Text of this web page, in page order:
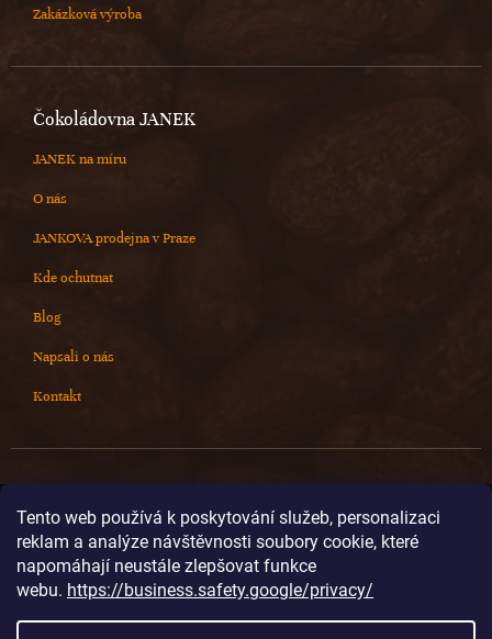
Tento web používá k poskytování služeb, personalizaci
reklam a analýze návštěvnosti soubory cookie, které
napomáhají neustále zlepšovat funkce
webu. https://business.safety.google/privacy/
Zakázková výroba
Čokoládovna JANEK
JANEK na míru
O nás
JANKOVA prodejna v Praze
Kde ochutnat
Blog
Napsali o nás
Kontakt
info@cokoladovnajanek.cz
+420 778 716 678